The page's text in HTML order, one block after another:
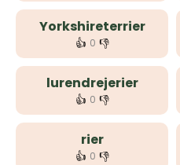
Yorkshireterrier
👍 0 👎
lurendrejerier
👍 0 👎
rier
👍 0 👎